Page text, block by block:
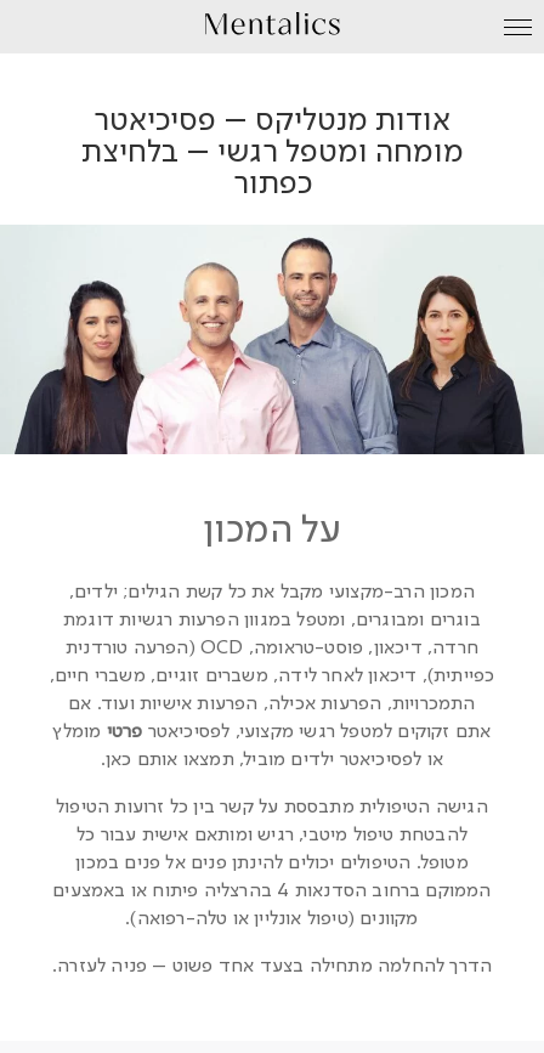
אודות מנטליקס – פסיכיאטר
מומחה ומטפל רגשי – בלחיצת
כפתור
על המכון
המכון הרב-מקצועי מקבל את כל קשת הגילים; ילדים,
בוגרים ומבוגרים, ומטפל במגוון הפרעות רגשיות דוגמת
חרדה, דיכאון, פוסט-טראומה, OCD (הפרעה טורדנית
כפייתית), דיכאון לאחר לידה, משברים זוגיים, משברי חיים,
התמכרויות, הפרעות אכילה, הפרעות אישיות ועוד. אם
אתם זקוקים למטפל רגשי מקצועי, לפסיכיאטר פרטי מומלץ
או לפסיכיאטר ילדים מוביל, תמצאו אותם כאן.
הגישה הטיפולית מתבססת על קשר בין כל זרועות הטיפול
להבטחת טיפול מיטבי, רגיש ומותאם אישית עבור כל
מטופל. הטיפולים יכולים להינתן פנים אל פנים במכון
הממוקם ברחוב הסדנאות 4 בהרצליה פיתוח או באמצעים
מקוונים (טיפול אונליין או טלה-רפואה).
הדרך להחלמה מתחילה בצעד אחד פשוט – פניה לעזרה.